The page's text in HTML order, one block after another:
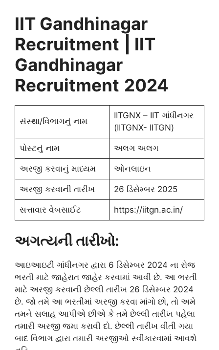
IIT Gandhinagar
Recruitment
| IIT
Gandhinagar
Recruitment 2024
સંસ્થા/વિભાગનું નામ
IITGNX – IIT ગાંધીનગર
(IITGNX- IITGN)
પોસ્ટનું નામ અલગ અલગ
અરજી કરવાનું માધ્યમ ઓનલાઇન
અરજી કરવાની તારીખ 26 ડિસેમ્બર 2025
સત્તાવાર વેબસાઈટ https://iitgn.ac.in/
અગત્યની તારીખો:
આઇઆઇટી ગાંધીનગર દ્વારા 6 ડિસેમ્બર 2024 ના રોજ
ભરતી માટે જાહેરાત જાહેર કરવામાં આવી છે. આ ભરતી
માટે અરજી કરવાની છેલ્લી તારીખ 26 ડિસેમ્બર 2024
છે. જો તમે આ ભરતીમાં અરજી કરવા માંગો છો, તો અમે
તમને સલાહ આપીએ છીએ કે તમે છેલ્લી તારીખ પહેલા
તમારી અરજી જમા કરાવી દો. છેલ્લી તારીખ વીતી ગયા
બાદ વિભાગ દ્વારા તમારી અરજીઓ સ્વીકારવામાં આવશે